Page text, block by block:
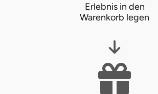
Erlebnis in den
Warenkorb legen